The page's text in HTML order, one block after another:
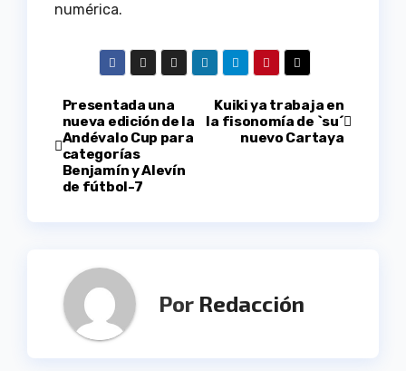
numérica.
Navegación
de
entradas
Kuiki ya trabaja en
la fisonomía de `su´
nuevo Cartaya
Presentada una
nueva edición de la
Andévalo Cup para
categorías
Benjamín y Alevín
de fútbol-7
Por Redacción